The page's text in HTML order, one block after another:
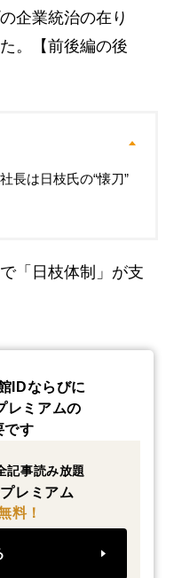
企業統治の在り
。【前後編の後
長は日枝氏の“懐刀”
「日枝体制」が支
IDならびに
レミアムの
です
記事読み放題
レミアム
料！